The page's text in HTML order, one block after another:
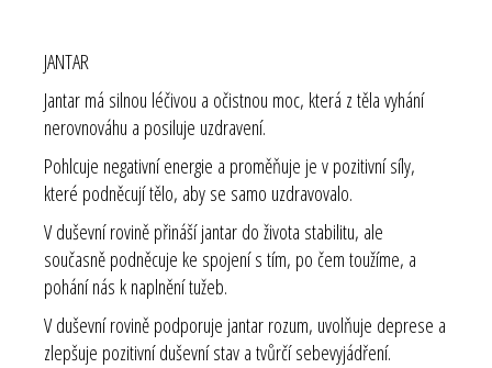
JANTAR
Jantar má silnou léčivou a očistnou moc, která z těla vyhání
nerovnováhu a posiluje uzdravení.
Pohlcuje negativní energie a proměňuje je v pozitivní síly,
které podněcují tělo, aby se samo uzdravovalo.
V duševní rovině přináší jantar do života stabilitu, ale
současně podněcuje ke spojení s tím, po čem toužíme, a
pohání nás k naplnění tužeb.
V duševní rovině podporuje jantar rozum, uvolňuje deprese a
zlepšuje pozitivní duševní stav a tvůrčí sebevyjádření.